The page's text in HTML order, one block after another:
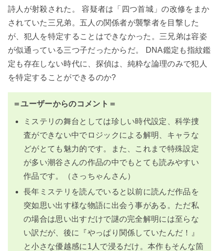
詩人が射殺された。 容疑者は「四つ首城」の改修をまか
されていた三兄弟。五人の関係者が襲撃者を目撃した
が、犯人を特定することはできなかった。三兄弟は容姿
が似通っている三つ子だったからだ。 DNA鑑定も指紋鑑
定も存在しない時代に、探偵は、純粋な論理のみで犯人
を特定することができるのか?
＝ユーザーからのコメント＝
ミステリの舞台としては珍しい時代設定、科学捜
査ができない中でロジックによる解明、キャラな
どがとても魅力的です。また、これまで特殊設定
が多い潮谷さんの作品の中でもとても読みやすい
作品です。（さっちゃんさん）
長年ミステリを読んでいると以前に読んだ作品を
突如思い出す様な物語に出会う事がある。ただ私
の場合は思い出すだけで謎の完全解明には至らな
い訳だが、後に『やっぱり関係していたんだ！』
と小さな優越感に1人で浸るだけ。本作もそんな箇